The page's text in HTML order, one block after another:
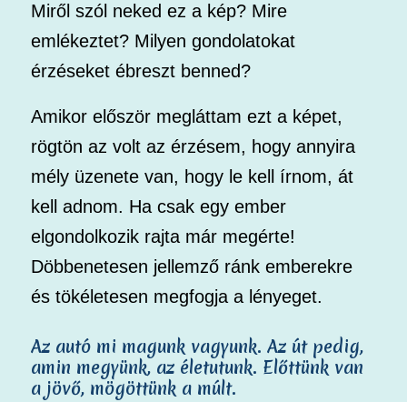
Miről szól neked ez a kép? Mire
emlékeztet? Milyen gondolatokat
érzéseket ébreszt benned?
Amikor először megláttam ezt a képet,
rögtön az volt az érzésem, hogy annyira
mély üzenete van, hogy le kell írnom, át
kell adnom. Ha csak egy ember
elgondolkozik rajta már megérte!
Döbbenetesen jellemző ránk emberekre
és tökéletesen megfogja a lényeget.
Az autó mi magunk vagyunk. Az út pedig,
amin megyünk, az életutunk. Előttünk van
a jövő, mögöttünk a múlt.